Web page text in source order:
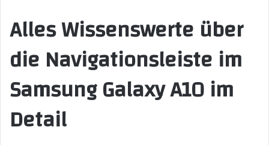
Alles Wissenswerte über
die Navigationsleiste im
Samsung Galaxy A10 im
Detail